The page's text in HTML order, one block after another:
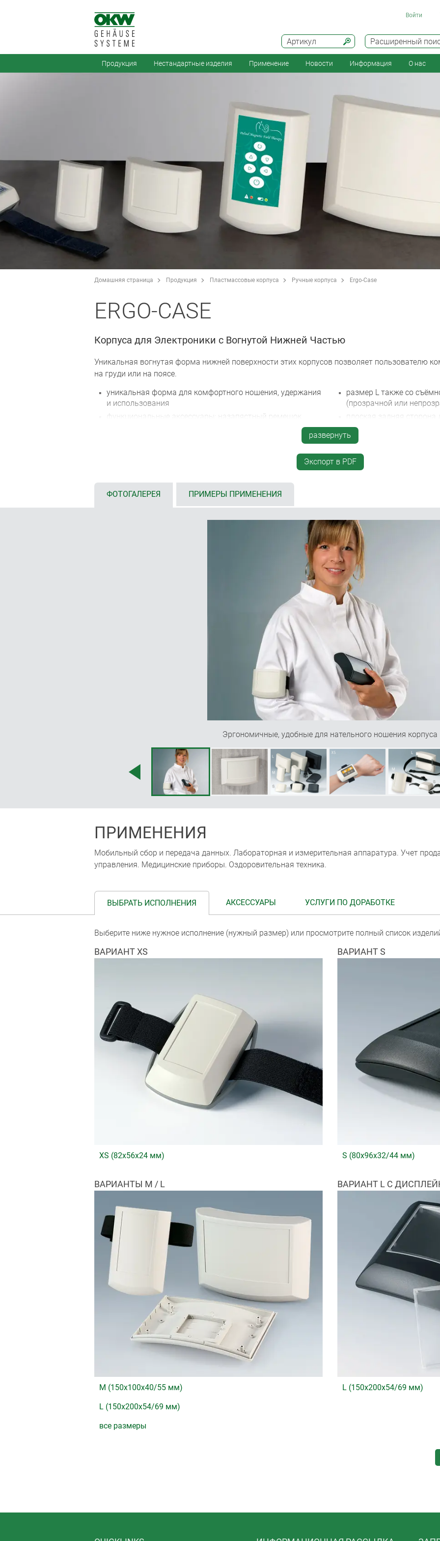
Расширенный
Артикул
Войти
Продукция Нестандартные изделия Применение Новости Информация О нас
Домашняя страница Продукция Пластмассовые корпуса Ручные корпуса Ergo-Case
ERGO-CASE
Корпуса для Электроники с Вогнутой Нижней Частью
Уникальная вогнутая форма нижней поверхности этих корпусов позволяет пользователю
на груди или на поясе.
уникальная форма для комфортного ношения, удержания
и использования
функциональные аксессуары: назапястный ремешок,
поясной ремень, ушки, напоясной/накарманный прижим и
В), с защёлкивающейся крышкой с возможностью
дополнительной фиксации на винте; для корпусов S с
интегрированными посадочными местами для 2 x AAA
размер XS с эластичным промежуточным кольцом с/без
с плоской или высокой верхней частью (для различных
размер L также со
(прозрачной или
плоская задняя
переключателей и т. п.
углублённая область
клавиатуры на верхней
настенный монтаж с
(аксессуары, размер M с
развернуть
Экспорт в PDF
ФОТОГАЛЕРЕЯ ПРИМЕРЫ ПРИМЕНЕНИЯ
Эргономичные, удобные для нательного ношения корпуса
ПРИМЕНЕНИЯ
Мобильный сбор и передача данных. Лабораторная и измерительная аппаратура. Учет
управления. Медицинские приборы. Оздоровительная техника.
ВЫБРАТЬ ИСПОЛНЕНИЯ АКСЕССУАРЫ УСЛУГИ ПО ДОРАБОТКЕ
Выберите ниже нужное исполнение (нужный размер) или просмотрите полный список
ВАРИАНТ XS
XS (82x56x24 мм)
ВАРИАНТ S
S (80x96x32/44 мм)
ВАРИАНТЫ M / L
M (150x100x40/55 мм)
L (150x200x54/69 мм)
все размеры
ВАРИАНТ L С
L (150x200x54/69 мм)